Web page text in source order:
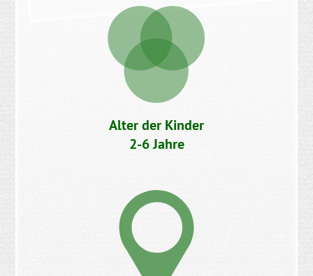
Alter der Kinder
2-6 Jahre